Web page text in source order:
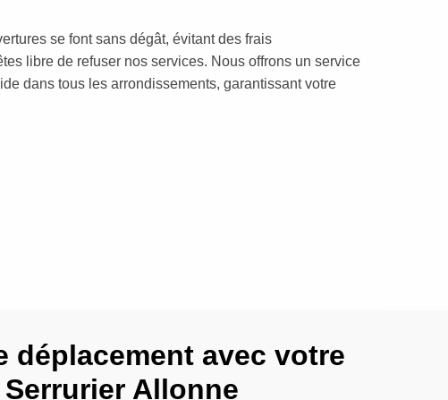
se font sans dégât, évitant des frais
libre de refuser nos services. Nous offrons un service
dans tous les arrondissements, garantissant votre
déplacement avec votre
Serrurier Allonne